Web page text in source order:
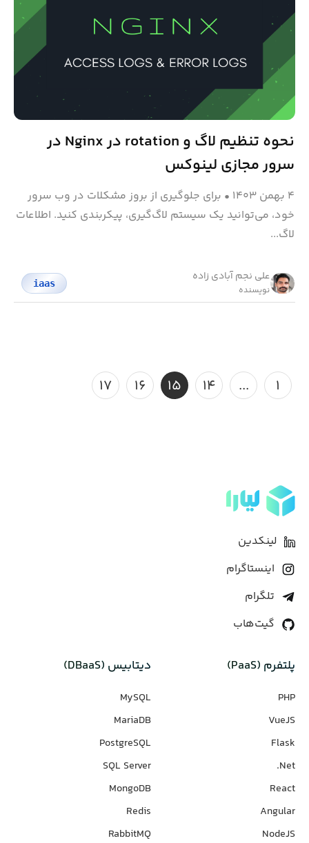
نحوه تنظیم لاگ و rotation در Nginx در
سرور مجازی لینوکس
۴ بهمن ۱۴۰۳ • برای جلوگیری از بروز مشکلات در وب سرور
خود، می‌توانید یک سیستم لاگ‌گیری، پیکربندی کنید. اطلاعات
لاگ‌...
علی نجم آبادی زاده
نویسنده
iaas
۱ ... ۱۴ ۱۵ ۱۶ ۱۷
لینکدین
اینستاگرام
تلگرام
گیت‌هاب
پلتفرم (PaaS)
PHP
VueJS
Flask
Net.
React
Angular
NodeJS
دیتابیس‌ (DBaaS)
MySQL
MariaDB
PostgreSQL
SQL Server
MongoDB
Redis
RabbitMQ